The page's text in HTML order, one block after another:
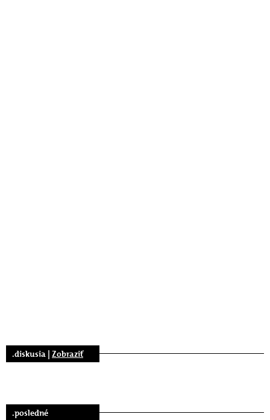
.diskusia | Zobraziť
.posledné